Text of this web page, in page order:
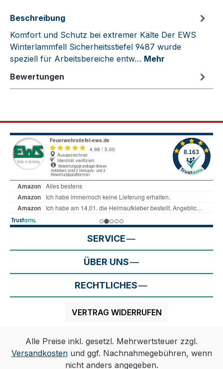
Beschreibung
Komfort und Schutz bei extremer Kälte Der EWS
Winterlammfell Sicherheitsstiefel 9487 wurde
speziell für Arbeitsbereiche entw… Mehr
Bewertungen
SERVICE
ÜBER UNS
RECHTLICHES
VERTRAG WIDERRUFEN
Alle Preise inkl. gesetzl. Mehrwertsteuer zzgl.
Versandkostenund ggf. Nachnahmegebühren, wenn
nicht anders angegeben.